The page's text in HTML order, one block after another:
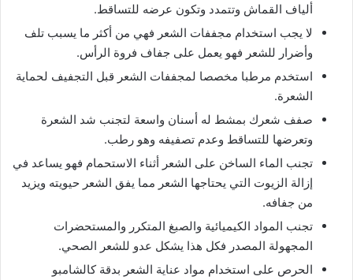
ألياف القماش وتتمدد وتكون عرضه للتساقط.
لا يجب استخدام مجففات الشعر فهي من أكثر ما يسبب تلف
وأضرار للشعر فهو يعمل على جفاف فروة الرأس.
استخدم مرطبا مخصصا لمجففات الشعر قبل التجفيف لحماية
الشعرة.
صفف شعرك بمشط له أسنان واسعة لتجنب شد الشعرة
وتعرضها للتساقط وعدم تصفيفه وهو رطب.
تجنب الماء الساخن على الشعر أثناء الاستحمام فهو يساعد في
إزالة الزيوت التي يحتاجها الشعر مما يفق الشعر حيويته ويزيد
من جفافه.
تجنب المواد الكيميائية والصبغ المتكرر والمستحضرات
المجهولة المصدر فكل هذا يشكل عدو للشعر الصحي.
الحرص على استخدام مواد عناية الشعر بدقة كالشامبو